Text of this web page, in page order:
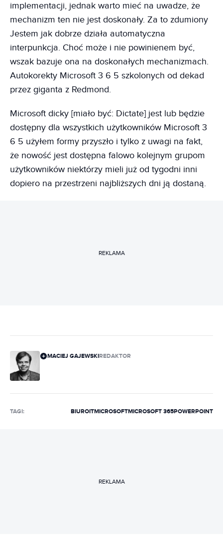
implementacji, jednak warto mieć na uwadze, że
mechanizm ten nie jest doskonały. Za to zdumiony
Jestem jak dobrze działa automatyczna
interpunkcja. Choć może i nie powinienem być,
wszak bazuje ona na doskonałych mechanizmach.
Autokorekty Microsoft 3 6 5 szkolonych od dekad
przez giganta z Redmond.
Microsoft dicky [miało być: Dictate] jest lub będzie
dostępny dla wszystkich użytkowników Microsoft 3
6 5 użyłem formy przyszło i tylko z uwagi na fakt,
że nowość jest dostępna falowo kolejnym grupom
użytkowników niektórzy mieli już od tygodni inni
dopiero na przestrzeni najbliższych dni ją dostaną.
REKLAMA
MACIEJ GAJEWSKIREDAKTOR
TAGI: BIUROITMICROSOFTMICROSOFT 365POWERPOINT
REKLAMA